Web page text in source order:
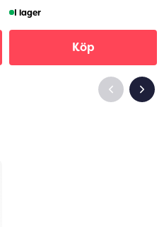
I lager
Köp